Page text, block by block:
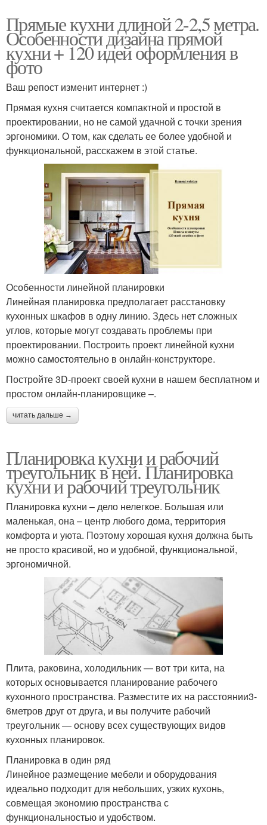
Прямые кухни длиной 2-2,5 метра.
Особенности дизайна прямой
кухни + 120 идей оформления в
фото
Ваш репост изменит интернет :)
Прямая кухня считается компактной и простой в
проектировании, но не самой удачной с точки зрения
эргономики. О том, как сделать ее более удобной и
функциональной, расскажем в этой статье.
Особенности линейной планировки
Линейная планировка предполагает расстановку
кухонных шкафов в одну линию. Здесь нет сложных
углов, которые могут создавать проблемы при
проектировании. Построить проект линейной кухни
можно самостоятельно в онлайн-конструкторе.
Постройте 3D-проект своей кухни в нашем бесплатном и
простом онлайн-планировщике –.
читать дальше →
Планировка кухни и рабочий
треугольник в ней. Планировка
кухни и рабочий треугольник
Планировка кухни – дело нелегкое. Большая или
маленькая, она – центр любого дома, территория
комфорта и уюта. Поэтому хорошая кухня должна быть
не просто красивой, но и удобной, функциональной,
эргономичной.
Плита, раковина, холодильник — вот три кита, на
которых основывается планирование рабочего
кухонного пространства. Разместите их на расстоянии3-
6метров друг от друга, и вы получите рабочий
треугольник — основу всех существующих видов
кухонных планировок.
Планировка в один ряд
Линейное размещение мебели и оборудования
идеально подходит для небольших, узких кухонь,
совмещая экономию пространства с
функциональностью и удобством.